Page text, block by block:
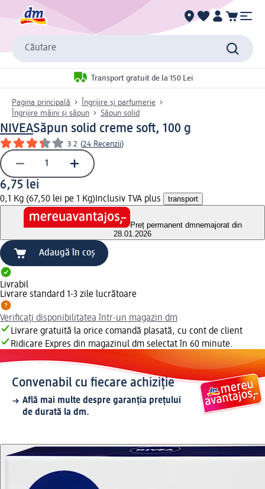
Căutare
Transport gratuit de la 150 Lei
Pagina principală
Îngrijire și parfumerie
Îngrijire mâini și săpun
Săpun solid
NIVEASăpun solid creme soft, 100 g
3.2 (24 Recenzii)
6,75 lei
0,1 Kg (67,50 lei pe 1 Kg) Inclusiv TVA plus transport
Preț permanent dmnemajorat din
28.01.2026
Adaugă în coș
Livrabil
Livrare standard 1-3 zile lucrătoare
Verificați disponibilitatea într-un magazin dm
Livrare gratuită la orice comandă plasată, cu cont de client
Ridicare Expres din magazinul dm selectat în 60 minute.
Convenabil cu fiecare achiziție
Află mai multe despre garanția prețului
de durată la dm.